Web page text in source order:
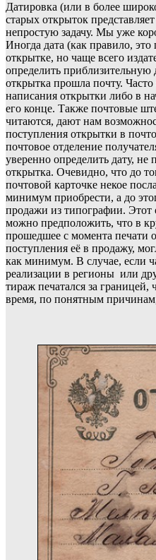
Датировка (или в более
старых открыток
непростую задачу. Мы уже
Иногда дата (как правило, это
открытке, но чаще всего
определить приблизительную
открытка прошла почту. Часто
написания открытки либо в
его конце. Также почтовые
читаются, дают нам
поступления открытки в
почтовое отделение
уверенно определить дату, не
открытка. Очевидно, что до
почтовой карточке некое
минимум приобрести, а до
продажи из типографии. Этот
можно предположить, что в
прошедшее с момента печати
поступления её в продажу,
как минимум. В случае, если
реализации в регионы или
тираж печатался за границей,
время, по понятным